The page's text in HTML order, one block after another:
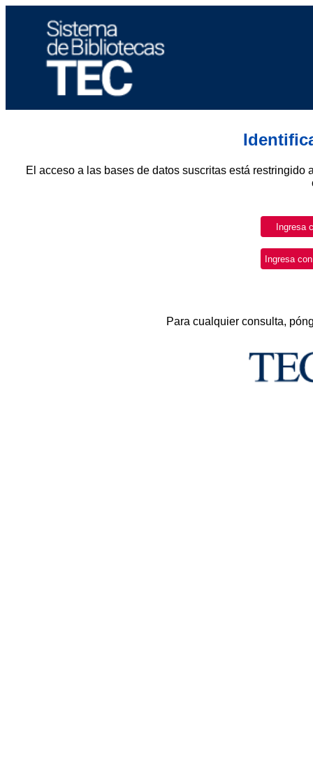
El acceso a las bases de datos suscritas está
Para cualquier consulta,